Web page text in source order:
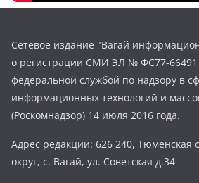
Сетевое издание "Вагай
о регистрации СМИ ЭЛ № ФС77-
федеральной службой по надзору в
информационных технологий и
(Роскомнадзор) 14 июля 2016 года.
Адрес редакции: 626 240, Тюменская
округ, с. Вагай, ул. Советская д.34